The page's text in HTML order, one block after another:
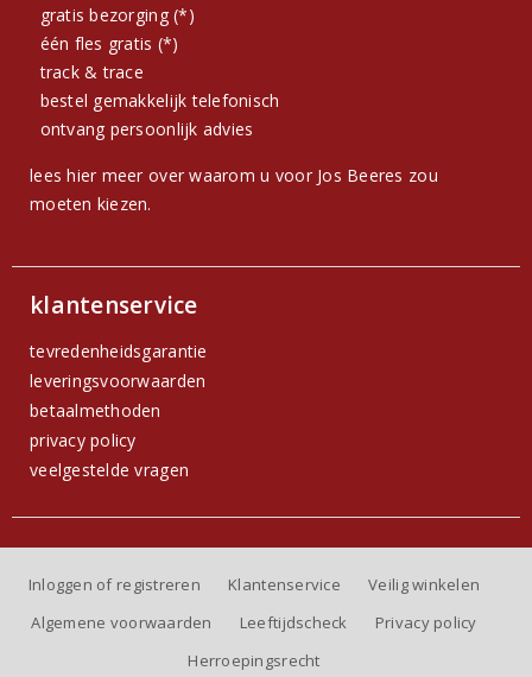
gratis bezorging (*)
één fles gratis (*)
track & trace
bestel gemakkelijk telefonisch
ontvang persoonlijk advies
lees hier meer over waarom u voor Jos Beeres zou
moeten kiezen.
klantenservice
tevredenheidsgarantie
leveringsvoorwaarden
betaalmethoden
privacy policy
veelgestelde vragen
Inloggen of registreren Klantenservice
Veilig winkelen
Algemene voorwaarden
Leeftijdscheck
Privacy policy
Herroepingsrecht